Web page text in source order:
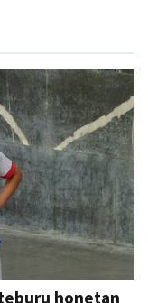
honetan